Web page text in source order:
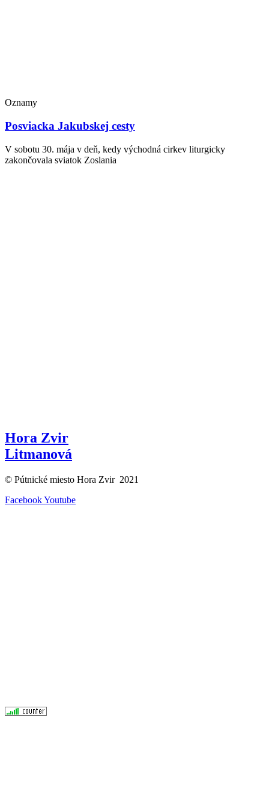
Oznamy
Posviacka Jakubskej cesty
V sobotu 30. mája v deň, kedy východná cirkev liturgicky
zakončovala sviatok Zoslania
Hora Zvir
Litmanová
© Pútnické miesto Hora Zvir 2021
FacebookYoutube